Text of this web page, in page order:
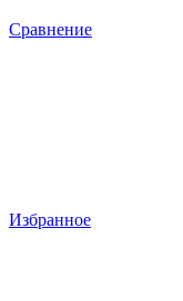
Сравнение
Избранное